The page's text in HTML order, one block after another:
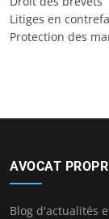
Litiges en
Protection des
AVOCAT
Blog d'actualités